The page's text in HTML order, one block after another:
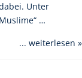
Unter
…
... weiterlesen »